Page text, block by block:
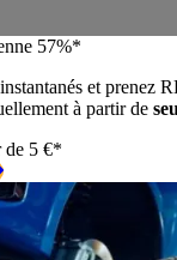
57%*
et prenez
à partir de
de 5 €*